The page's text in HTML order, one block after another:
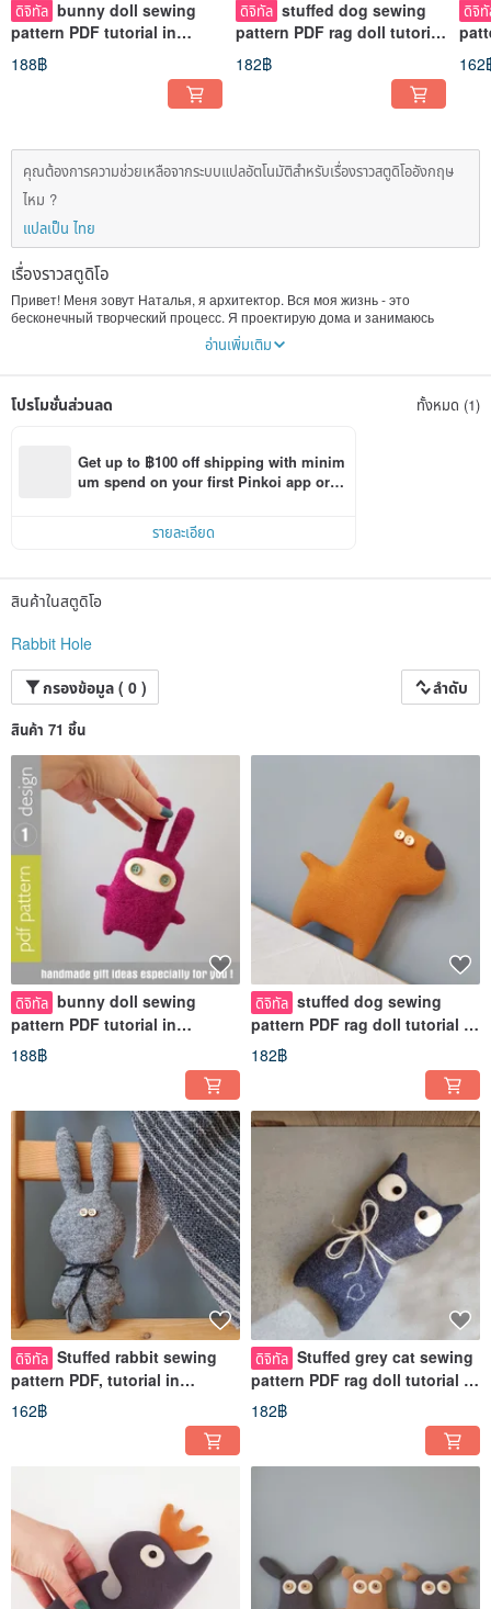
ดิจิทัล bunny doll sewing
pattern PDF tutorial in
English, stuffed animal
sewing diy
188฿
ดิจิทัล stuffed dog sewing
pattern PDF rag doll tutorial
in English, stuffed animal
PDF
182฿
ดิจิ
162
คุณต้องการความช่วยเหลือจากระบบแปลอัตโนมัติสำหรับเรื่องราวสตูดิโออังกฤษ
ไหม ?
แปลเป็น ไทย
เรื่องราวสตูดิโอ
Привет! Меня зовут Наталья, я архитектор. Вся моя жизнь - это
бесконечный творческий процесс. Я проектирую дома и занимаюсь
дизайном интерьеров. Но, как правило, вся эта история предназначена
только для избранных. Я действительно хотел, чтобы мои творческие
запустить линию с готовой продукцией, поэтому я решил придумать такие
выкройкам и подробным инструкциям на английском языке вы легко
сможете сделать креативный подарок к любому празднику. Мне очень
нравится шить и вязать, и мои бабушки научили меня этому в раннем
дали мне возможность многое сделать своими руками, привили любовь к
อ่านเพิ่มเติม
โปรโมชั่นส่วนลด ทั้งหมด (1)
Get up to ฿100 off shipping with minim
um spend on your first Pinkoi app orde
รายละเอียด
สินค้าในสตูดิโอ
Rabbit Hole
กรองข้อมูล ( 0 )
ลำดับ
สินค้า 71 ชิ้น
ดิจิทัล bunny doll sewing
pattern PDF tutorial in
English, stuffed animal
sewing diy
188฿
ดิจิทัล stuffed dog sewing
pattern PDF rag doll tutorial in
English, stuffed animal PDF
182฿
ดิจิทัล Stuffed rabbit sewing
pattern PDF, tutorial in
English. Digital download
162฿
ดิจิทัล Stuffed grey cat sewing
pattern PDF rag doll tutorial in
English
182฿